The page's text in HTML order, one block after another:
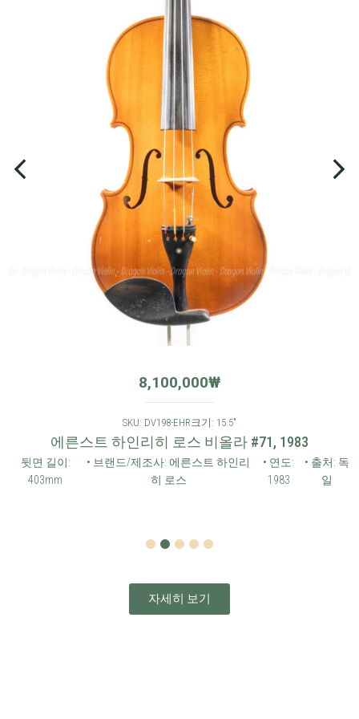
8,100,000₩
SKU: DV198-EHR 크기: 15.5"
에른스트 하인리히 로스 비올라 #71, 1983
뒷면 길이:
403mm
• 브랜드/제조사: 에른스트 하인리
히 로스
• 연도:
1983
• 출처: 독
일
4 5
자세히 보기